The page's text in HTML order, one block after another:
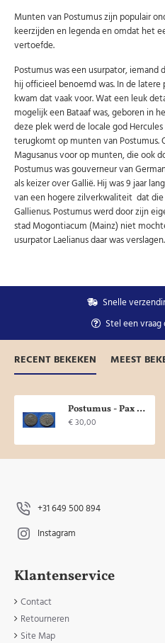
U kunt zich op elk moment
Uw gegevens worden
Munten van Postumus zijn populair
keerzijden en legenda en omdat het
vertoefde.
Postumus was een usurpator,
hij officieel benoemd was. In de latere
kwam dat vaak voor. Wat een leuk
mogelijk een Bataaf was, geboren in
deze plek werd de locale god
terugkomt op munten van Postumus.
Magusanus voor op munten, die ook
Postumus was gouverneur van
als keizer over Gallië. Hij was 9 jaar
van een hogere zilverkwaliteit dat
Gallienus. Postumus werd door zijn
stad Mogontiacum (Mainz) niet
usurpator Laelianus daar was verslagen.
Snelle
Stel een
RECENT BEKEKEN MEEST
Postumus - Pax Avg TRIER (JUn1844)
€ 30,00
+31 649 500 894
Instagram
Klantenservice
Contact
Retourneren
Site Map